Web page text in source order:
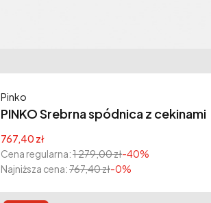
PINKO Srebrna spódnica z cekinami
Producent
Pinko
Cena promocyjna
767,40 zł
Cena regularna:1 279,00 zł-40%
Najniższa cena:767,40 zł-0%